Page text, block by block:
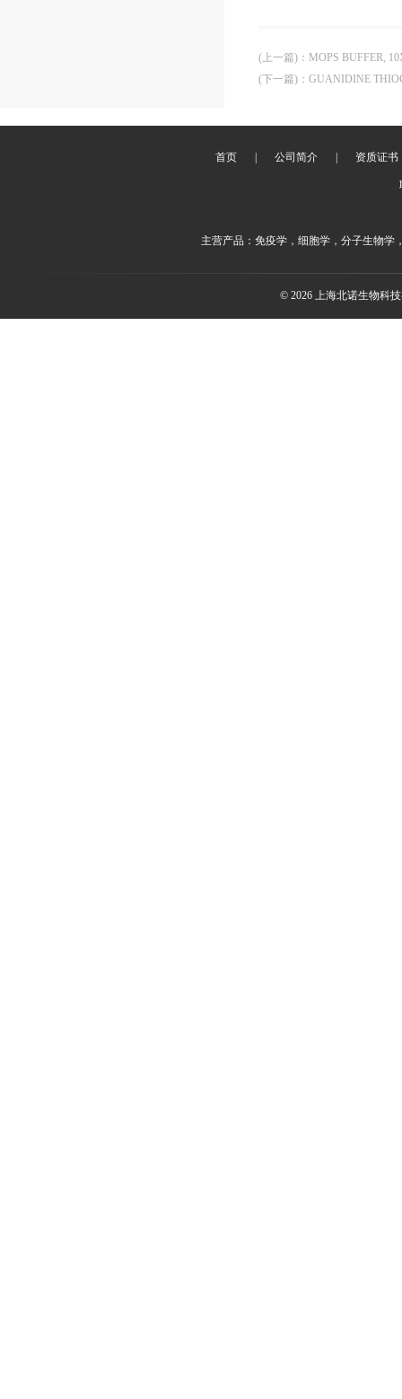
(上一篇) ： MOPS BUFFER,
(下一篇) ： GUANIDINE
首页 公司简介 资质证书
主营产品：免疫学，细胞学，分子生物学
© 2026 上海北诺生物科